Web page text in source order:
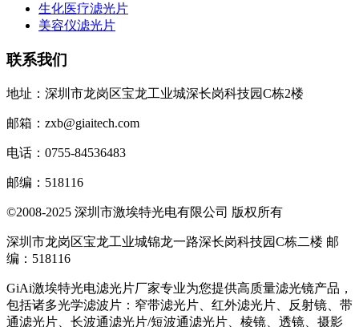
生化医疗滤光片
美容仪滤光片
联系我们
地址：深圳市龙岗区宝龙工业城深长岗科技园C栋2楼
邮箱：zxb@giaitech.com
电话：0755-84536483
邮编：518116
©2008-2025 深圳市激埃特光电有限公司 版权所有
深圳市龙岗区宝龙工业城锦龙一路深长岗科技园C栋二楼 邮
编：518116
GiAi激埃特光电滤光片厂家专业为您提供高质量滤光镜产品，
包括诸多光学滤波片：窄带滤光片、红外滤光片、反射镜、带
通滤光片、长波通滤光片/短波通滤光片、棱镜、透镜、摄影